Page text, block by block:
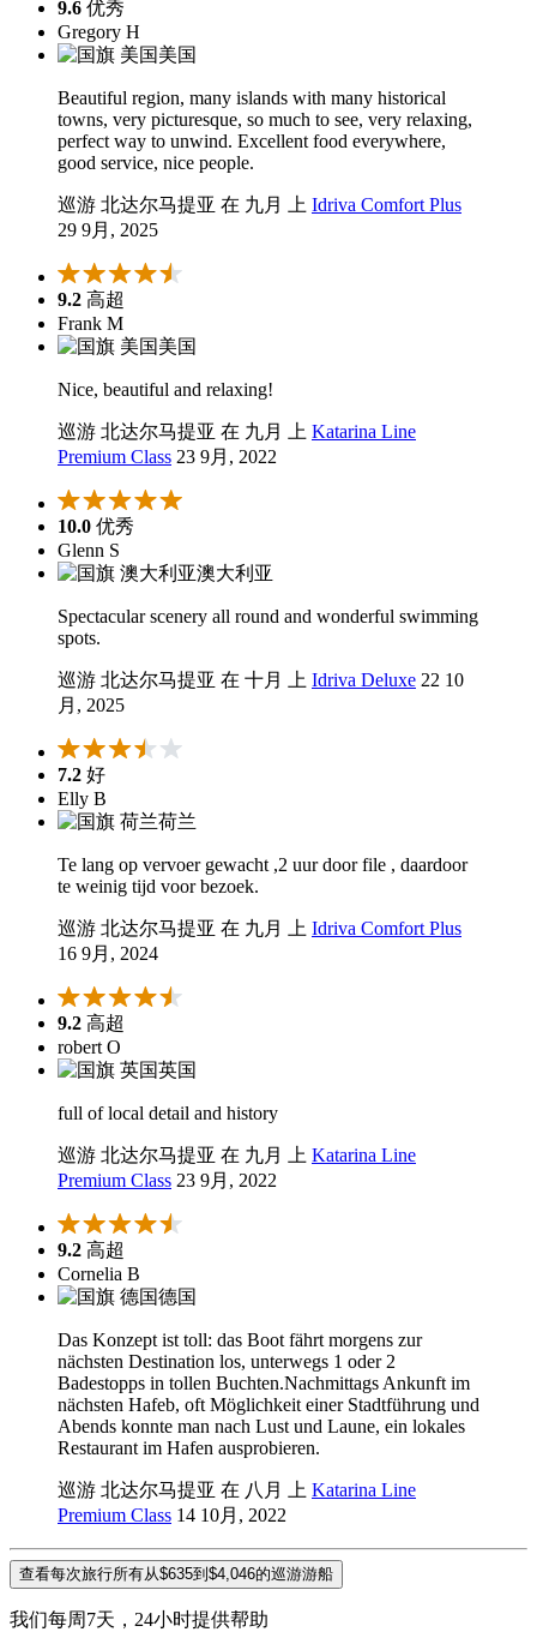
9.6 优秀
Gregory H
美国
Beautiful region, many islands with many historical
towns, very picturesque, so much to see, very relaxing,
perfect way to unwind. Excellent food everywhere,
good service, nice people.
巡游 北达尔马提亚 在 九月 上 Idriva Comfort Plus
29 9月, 2025
9.2 高超
Frank M
美国
Nice, beautiful and relaxing!
巡游 北达尔马提亚 在 九月 上 Katarina Line
Premium Class 23 9月, 2022
10.0 优秀
Glenn S
澳大利亚
Spectacular scenery all round and wonderful swimming
spots.
巡游 北达尔马提亚 在 十月 上 Idriva Deluxe 22 10
月, 2025
7.2 好
Elly B
荷兰
Te lang op vervoer gewacht ,2 uur door file , daardoor
te weinig tijd voor bezoek.
巡游 北达尔马提亚 在 九月 上 Idriva Comfort Plus
16 9月, 2024
9.2 高超
robert O
英国
full of local detail and history
巡游 北达尔马提亚 在 九月 上 Katarina Line
Premium Class 23 9月, 2022
9.2 高超
Cornelia B
德国
Das Konzept ist toll: das Boot fährt morgens zur
nächsten Destination los, unterwegs 1 oder 2
Badestopps in tollen Buchten.Nachmittags Ankunft im
nächsten Hafeb, oft Möglichkeit einer Stadtführung und
Abends konnte man nach Lust und Laune, ein lokales
Restaurant im Hafen ausprobieren.
巡游 北达尔马提亚 在 八月 上 Katarina Line
Premium Class 14 10月, 2022
查看每次旅行所有从$635到$4,046的巡游游船
我们每周7天，24小时提供帮助